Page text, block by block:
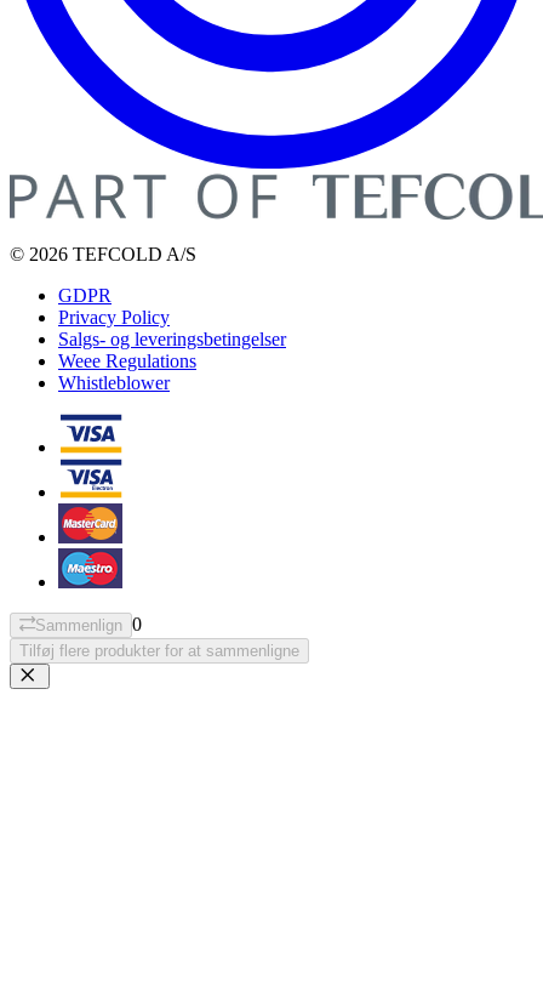
© 2026 TEFCOLD A/S
GDPR
Privacy Policy
Salgs- og leveringsbetingelser
Weee Regulations
Whistleblower
Sammenlign 0
Tilføj flere produkter for at sammenligne